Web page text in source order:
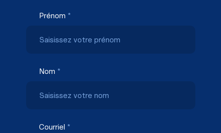
Prénom *
Nom *
Courriel *